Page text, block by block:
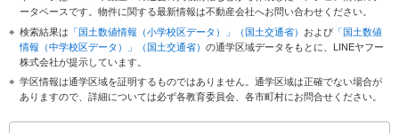
ータベースです。物件に関する最新情報は不動産会社へお問い合わせください。
検索結果は 「国土数値情報（小学校区データ）」（国土交通省） および 「国土数値
情報（中学校区データ）」（国土交通省） の通学区域データをもとに、LINEヤフー
株式会社が提示しています。
学区情報は通学区域を証明するものではありません。通学区域は正確でない場合が
ありますので、詳細については必ず各教育委員会、各市町村にお問合せください。